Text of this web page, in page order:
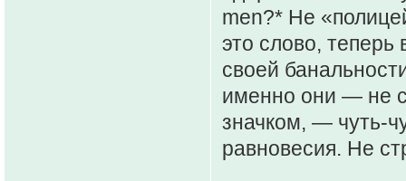
men?* Не
это слово, теперь
своей
именно они — не
значком, — чуть-
равновесия. Не